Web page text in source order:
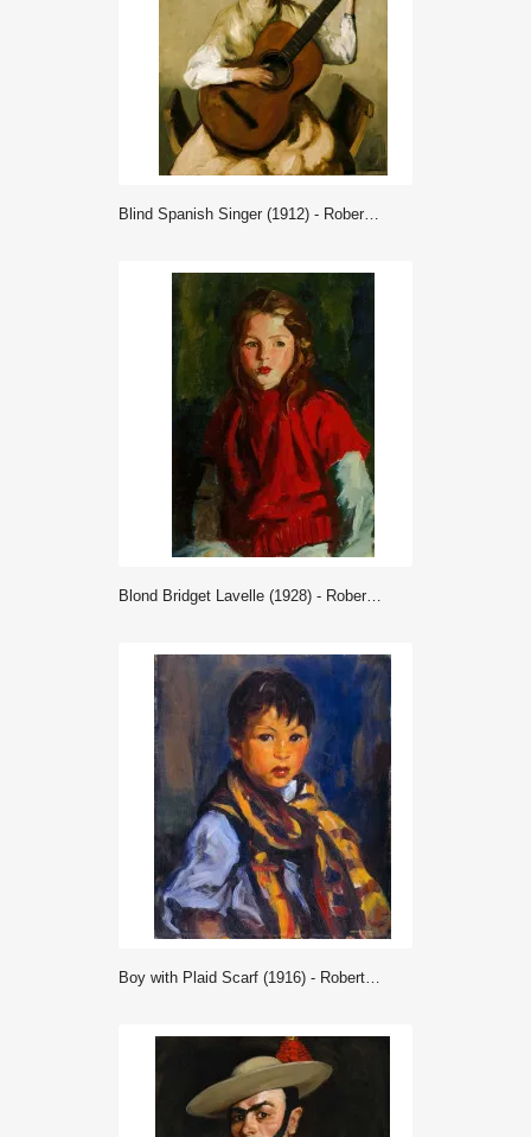
Blind Spanish Singer (1912) - Robert Henri
Blond Bridget Lavelle (1928) - Robert Henri
Boy with Plaid Scarf (1916) - Robert Henri